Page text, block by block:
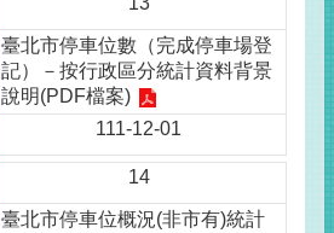
臺北市停車位數（完成停車場登
記）－按行政區分統計資料背景
說明(PDF檔案)
111-12-01
14
臺北市停車位概況(非市有)統計